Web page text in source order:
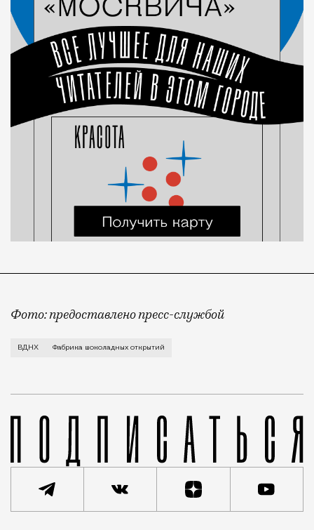
Фото: предоставлено пресс-службой
Все желающие набрать калорий к зиме под
ВДНХ Фабрика шоколадных открытий